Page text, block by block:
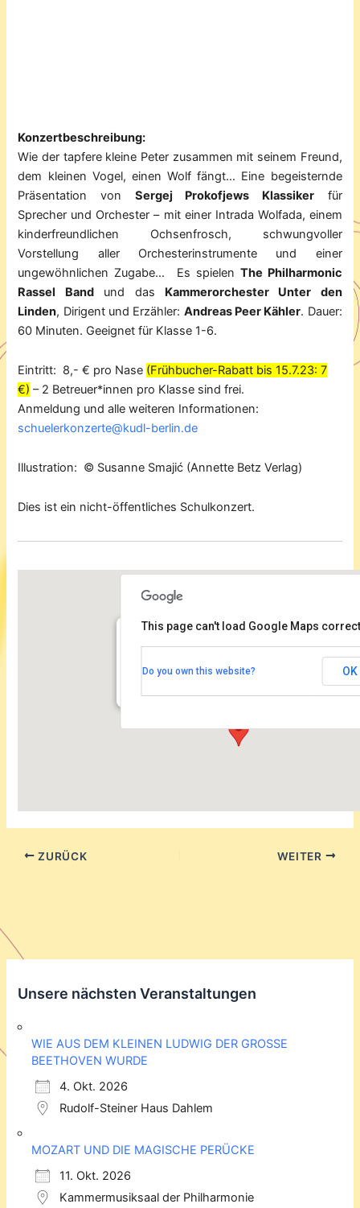
Konzertbeschreibung:
Wie der tapfere kleine Peter zusammen mit seinem Freund,
dem kleinen Vogel, einen Wolf fängt… Eine begeisternde
Präsentation von Sergej Prokofjews Klassikerfür
Sprecher und Orchester – mit einer Intrada Wolfada, einem
kinderfreundlichen Ochsenfrosch, schwungvoller
Vorstellung aller Orchesterinstrumente und einer
ungewöhnlichen Zugabe… Es spielen The Philharmonic
Rassel Bandund das Kammerorchester Unter den
Linden, Dirigent und Erzähler: Andreas Peer Kähler. Dauer:
60 Minuten. Geeignet für Klasse 1-6.
Eintritt: 8,- € pro Nase (Frühbucher-Rabatt bis 15.7.23: 7
€) – 2 Betreuer*innen pro Klasse sind frei.
Anmeldung und alle weiteren Informationen:
schuelerkonzerte@kudl-berlin.de
Illustration: © Susanne Smajić (Annette Betz Verlag)
Dies ist ein nicht-öffentliches Schulkonzert.
Kammermusiksaal der Philharmonie
Herbert von Karajan Straße 1 - Berlin
This page can't load Google Maps
Do you own this website? OK
ZURÜCK WEITER
Unsere nächsten Veranstaltungen
WIE AUS DEM KLEINEN LUDWIG DER GROSSE
BEETHOVEN WURDE
4. Okt. 2026
Rudolf-Steiner Haus Dahlem
MOZART UND DIE MAGISCHE PERÜCKE
11. Okt. 2026
Kammermusiksaal der Philharmonie